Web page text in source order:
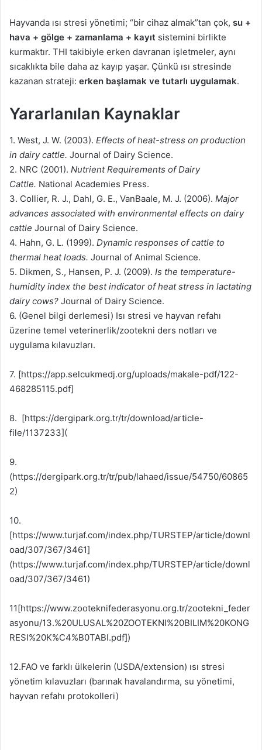
Hayvanda ısı stresi yönetimi; “bir cihaz almak”tan çok, su +
hava + gölge + zamanlama + kayıt sistemini birlikte
kurmaktır. THI takibiyle erken davranan işletmeler, aynı
sıcaklıkta bile daha az kayıp yaşar. Çünkü ısı stresinde
kazanan strateji: erken başlamak ve tutarlı uygulamak.
Yararlanılan Kaynaklar
1. West, J. W. (2003). Effects of heat-stress on production
in dairy cattle. Journal of Dairy Science.
2. NRC (2001). Nutrient Requirements of Dairy
Cattle. National Academies Press.
3. Collier, R. J., Dahl, G. E., VanBaale, M. J. (2006). Major
advances associated with environmental effects on dairy
cattle Journal of Dairy Science.
4. Hahn, G. L. (1999). Dynamic responses of cattle to
thermal heat loads. Journal of Animal Science.
5. Dikmen, S., Hansen, P. J. (2009). Is the temperature-
humidity index the best indicator of heat stress in lactating
dairy cows? Journal of Dairy Science.
6. (Genel bilgi derlemesi) Isı stresi ve hayvan refahı
üzerine temel veterinerlik/zootekni ders notları ve
uygulama kılavuzları.
7. [https://app.selcukmedj.org/uploads/makale-pdf/122-
468285115.pdf]
8. [https://dergipark.org.tr/tr/download/article-
file/1137233](
9.
(https://dergipark.org.tr/tr/pub/lahaed/issue/54750/60865
2)
10.
[https://www.turjaf.com/index.php/TURSTEP/article/downl
oad/307/367/3461]
(https://www.turjaf.com/index.php/TURSTEP/article/downl
oad/307/367/3461)
11[https://www.zooteknifederasyonu.org.tr/zootekni_feder
asyonu/13.%20ULUSAL%20ZOOTEKNI%20BILIM%20KONG
RESI%20K%C4%B0TABI.pdf])
12.FAO ve farklı ülkelerin (USDA/extension) ısı stresi
yönetim kılavuzları (barınak havalandırma, su yönetimi,
hayvan refahı protokolleri)